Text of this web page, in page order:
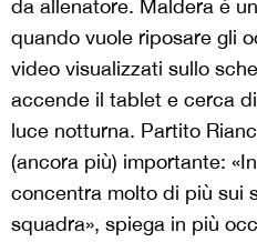
da allenatore. Maldera è
quando vuole riposare gli
video visualizzati sullo
accende il tablet e cerca
luce notturna. Partito
(ancora più) importante:
concentra molto di più sui
squadra», spiega in più